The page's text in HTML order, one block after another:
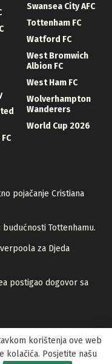
Swansea City AFC
Tottenham FC
Watford FC
West Bromwich
Albion FC
West Ham FC
Wolverhampton
Wanderers
World Cup 2026
pojačanje Cristiana
Tottenhamu.
za Djeda
postigao dogovor sa
korištenja ove web
kolačića. Posjetite našu